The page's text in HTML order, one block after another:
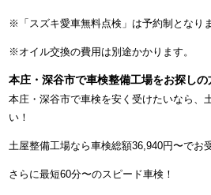
※「スズキ愛車無料点検」は予約制となりま
※オイル交換の費用は別途かかります。
本庄・深谷市で車検整備工場をお探しの
本庄・深谷市で車検を安く受けたいなら、
い！
土屋整備工場なら車検総額36,940円〜でお
さらに最短60分〜のスピード車検！